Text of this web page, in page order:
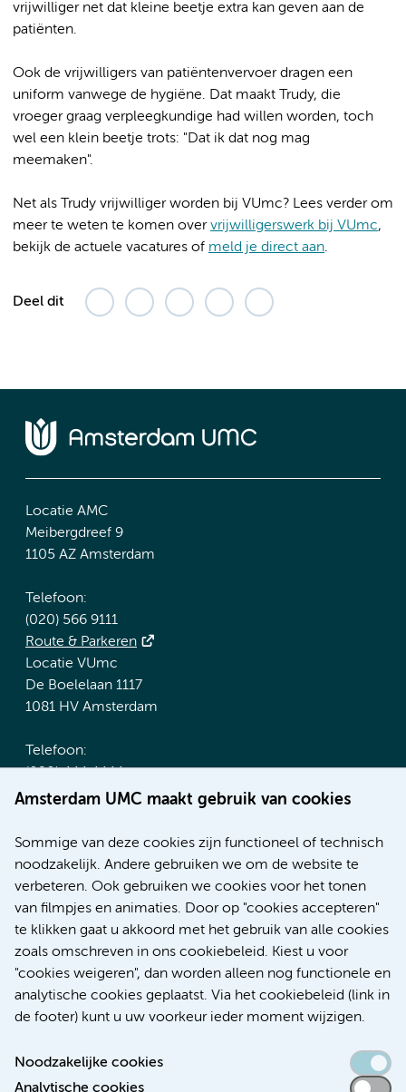
vrijwilliger net dat kleine beetje extra kan geven aan de
patiënten.
Ook de vrijwilligers van patiëntenvervoer dragen een
uniform vanwege de hygiëne. Dat maakt Trudy, die
vroeger graag verpleegkundige had willen worden, toch
wel een klein beetje trots: "Dat ik dat nog mag
meemaken".
Net als Trudy vrijwilliger worden bij VUmc? Lees verder om
meer te weten te komen overvrijwilligerswerk bij VUmc,
bekijk de actuele vacatures of meld je direct aan.
Deel dit
Amsterdam UMC maakt gebruik van cookies
Sommige van deze cookies zijn functioneel of technisch
noodzakelijk. Andere gebruiken we om de website te
verbeteren. Ook gebruiken we cookies voor het tonen
van filmpjes en animaties. Door op "cookies accepteren"
te klikken gaat u akkoord met het gebruik van alle cookies
zoals omschreven in ons cookiebeleid. Kiest u voor
"cookies weigeren", dan worden alleen nog functionele en
analytische cookies geplaatst. Via het cookiebeleid (link in
de footer) kunt u uw voorkeur ieder moment wijzigen.
Noodzakelijke cookies
Analytische cookies
Locatie AMC
Meibergdreef 9
1105 AZ Amsterdam
Telefoon:
(020) 566 9111
Route & Parkeren
Locatie VUmc
De Boelelaan 1117
1081 HV Amsterdam
Telefoon:
(020) 444 4444
Route & Parkeren
Meer Amsterdam UMC websites:
Werken bij Amsterdam UMC
Over Amsterdam UMC
Nieuws
Research
Educatie Locatie VUmc